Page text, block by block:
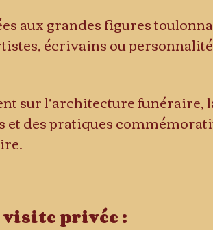
aux grandes figures
écrivains ou
sur l’architecture funéraire,
et des pratiques
privée :